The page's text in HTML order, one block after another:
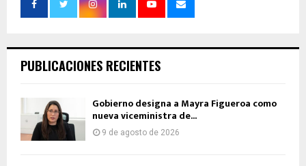
PUBLICACIONES RECIENTES
Gobierno designa a Mayra Figueroa como
nueva viceministra de...
9 de agosto de 2026